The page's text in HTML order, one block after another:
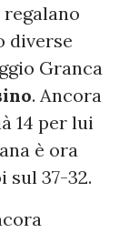
diverse
Granca
. Ancora
14 per lui
è ora
sul 37-32.